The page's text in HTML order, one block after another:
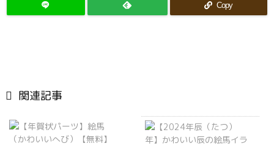
Copy
 関連記事